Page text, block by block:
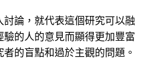
論，就代表這個研究可以融
的人的意見而顯得更加豐富
的盲點和過於主觀的問題。